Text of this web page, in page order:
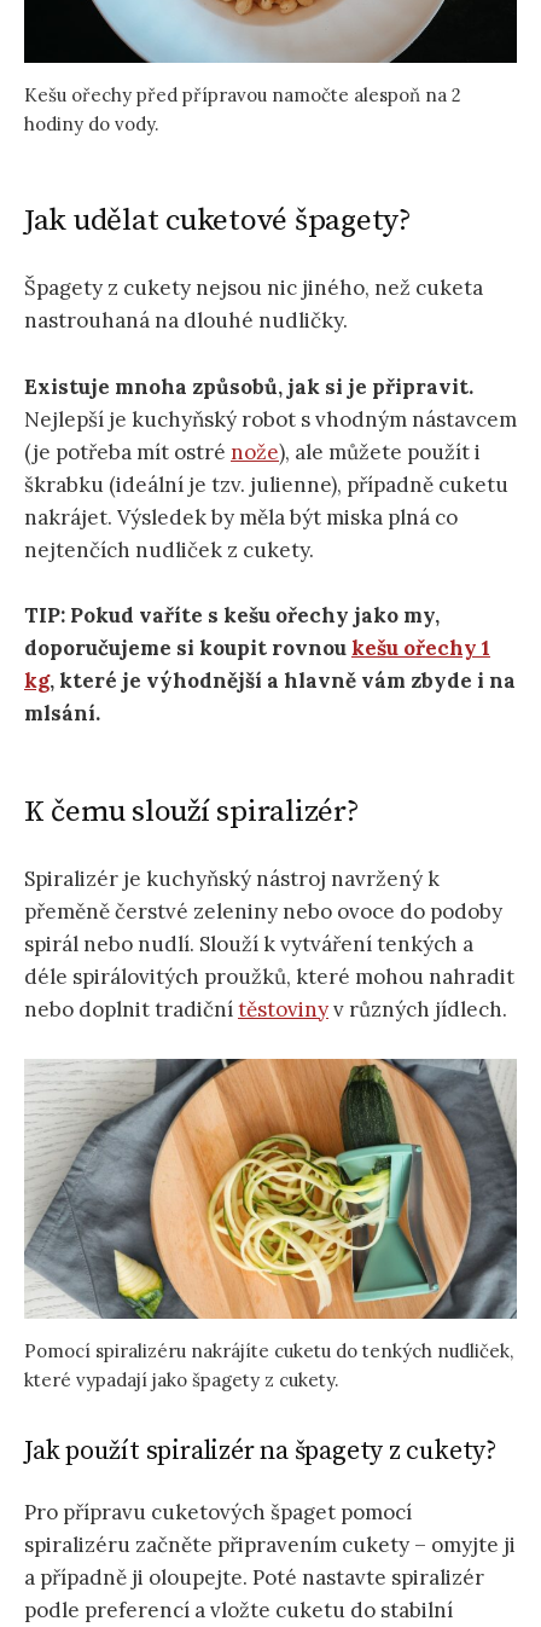
Kešu ořechy před přípravou namočte alespoň na 2
hodiny do vody.
Jak udělat cuketové špagety?
Špagety z cukety nejsou nic jiného, než cuketa
nastrouhaná na dlouhé nudličky.
Existuje mnoha způsobů, jak si je připravit.
Nejlepší je kuchyňský robot s vhodným nástavcem
(je potřeba mít ostré nože), ale můžete použít i
škrabku (ideální je tzv. julienne), případně cuketu
nakrájet. Výsledek by měla být miska plná co
nejtenčích nudliček z cukety.
TIP: Pokud vaříte s kešu ořechy jako my,
doporučujeme si koupit rovnou kešu ořechy 1
kg, které je výhodnější a hlavně vám zbyde i na
mlsání.
K čemu slouží spiralizér?
Spiralizér je kuchyňský nástroj navržený k
přeměně čerstvé zeleniny nebo ovoce do podoby
spirál nebo nudlí. Slouží k vytváření tenkých a
déle spirálovitých proužků, které mohou nahradit
nebo doplnit tradičnítěstovinyv různých jídlech.
Pomocí spiralizéru nakrájíte cuketu do tenkých nudliček,
které vypadají jako špagety z cukety.
Jak použít spiralizér na špagety z cukety?
Pro přípravu cuketových špaget pomocí
spiralizéru začněte připravením cukety – omyjte ji
a případně ji oloupejte. Poté nastavte spiralizér
podle preferencí a vložte cuketu do stabilní